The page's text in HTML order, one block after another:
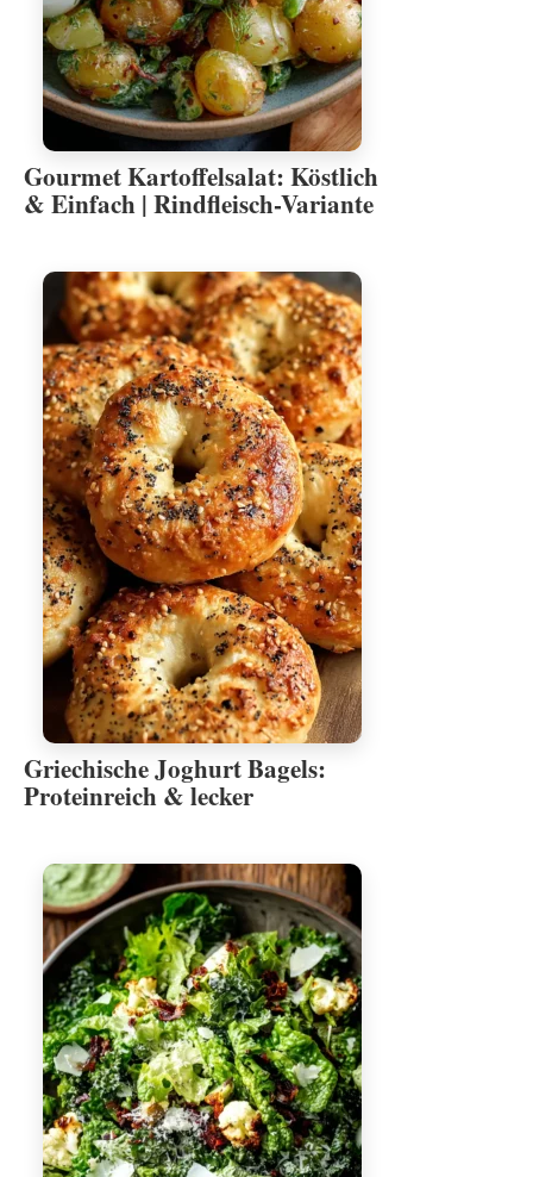
Gourmet Kartoffelsalat: Köstlich
& Einfach | Rindfleisch-Variante
Griechische Joghurt Bagels:
Proteinreich & lecker